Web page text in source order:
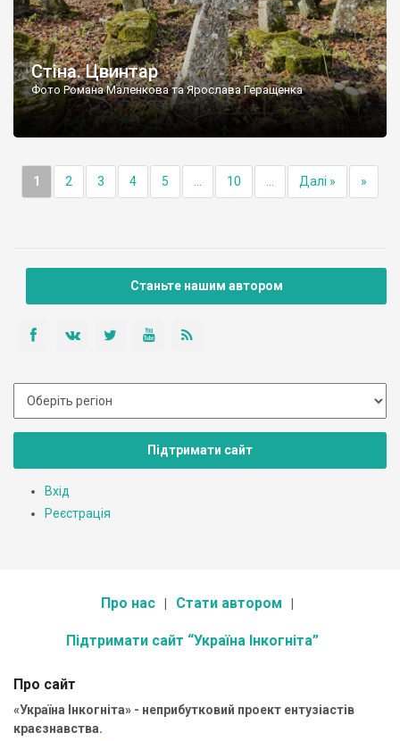
Стіна. Цвинтар
Фото Романа Маленкова та Ярослава Геращенка
1 2 3 4 5 10 Далі » »
Станьте нашим автором
Підтримати сайт
Вхід
Реєстрація
Про нас Стати автором
Підтримати сайт “Україна Інкогніта”
Про сайт
«Україна Інкогніта» - неприбутковий проект ентузіастів
краєзнавства.